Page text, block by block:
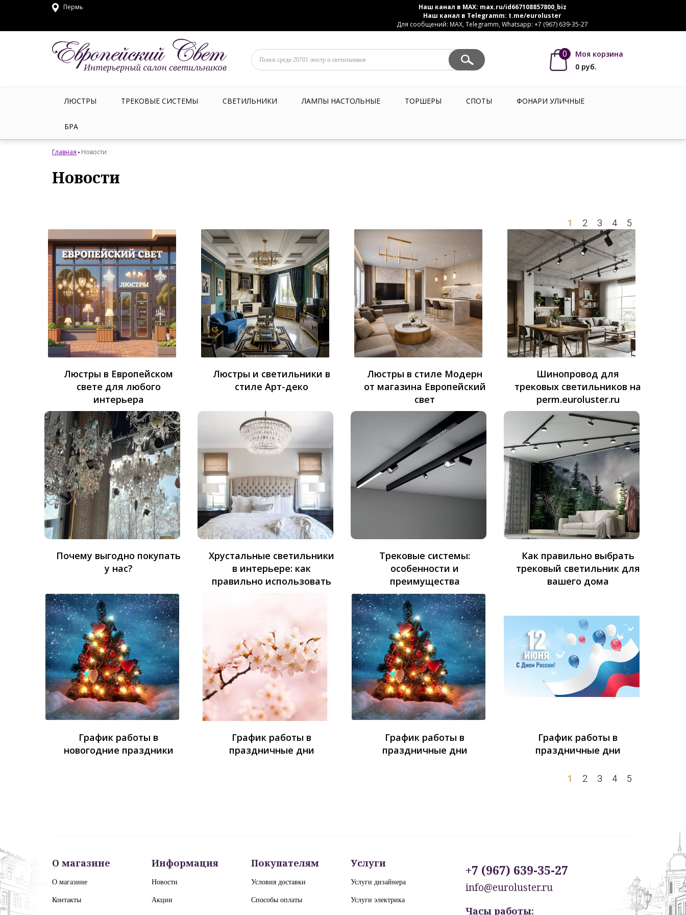
Пермь Наш канал в MAX: max.ru/id667108857800_biz
Наш канал в Telegramm: t.me/euroluster
Для сообщений: MAX, Telegramm, Whatsapp: +7 (967) 639-35-27
0
Моя корзина
0 руб.
ЛЮСТРЫ ТРЕКОВЫЕ СИСТЕМЫ СВЕТИЛЬНИКИ ЛАМПЫ НАСТОЛЬНЫЕ ТОРШЕРЫ СПОТЫ ФОНАРИ УЛИЧНЫЕ
БРА
Главная Новости
Новости
1 2 3 4 5
Люстры в Европейском
свете для любого
интерьера
Люстры и светильники в
стиле Арт-деко
Люстры в стиле Модерн
от магазина Европейский
свет
Шинопровод для
трековых светильников на
perm.euroluster.ru
Почему выгодно покупать
у нас?
Хрустальные светильники
в интерьере: как
правильно использовать
Трековые системы:
особенности и
преимущества
Как правильно выбрать
трековый светильник для
вашего дома
График работы в
новогодние праздники
График работы в
праздничные дни
График работы в
праздничные дни
График работы в
праздничные дни
1 2 3 4 5
О магазине
О магазине
Контакты
Информация
Новости
Акции
Покупателям
Условия доставки
Способы оплаты
Услуги
Услуги дизайнера
Услуги электрика
+7 (967) 639-35-27
info@euroluster.ru
Часы работы: